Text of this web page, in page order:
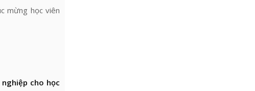
mừng học viên
cho học